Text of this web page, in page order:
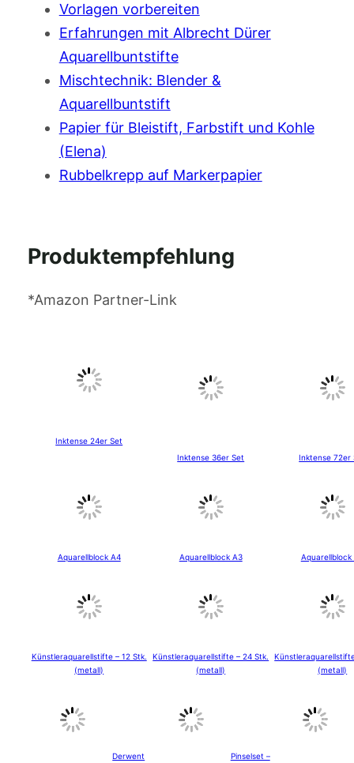
Vorlagen vorbereiten
Erfahrungen mit Albrecht Dürer
Aquarellbuntstifte
Mischtechnik: Blender &
Aquarellbuntstift
Papier für Bleistift, Farbstift und Kohle
(Elena)
Rubbelkrepp auf Markerpapier
Produktempfehlung
*Amazon Partner-Link
Inktense 24er Set
Inktense 36er Set
Inktense 72er
Aquarellblock A4 Aquarellblock A3 Aquarellblock
Künstleraquarellstifte – 12 Stk.
(metall)
Künstleraquarellstifte – 24 Stk.
(metall)
(metall)
Derwent
Pinselset –